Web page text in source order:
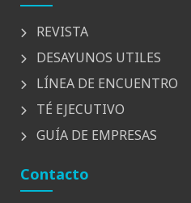
REVISTA
DESAYUNOS UTILES
LÍNEA DE ENCUENTRO
TÉ EJECUTIVO
GUÍA DE EMPRESAS
Contacto